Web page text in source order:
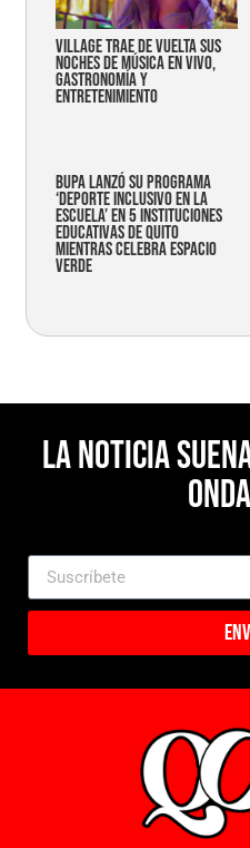
Village trae de vuelta sus
noches de música en vivo,
gastronomía y
entretenimiento
Bupa lanzó su programa
‘Deporte Inclusivo en la
Escuela’ en 5 instituciones
educativas de Quito
mientras celebra espacio
verde
La noticia